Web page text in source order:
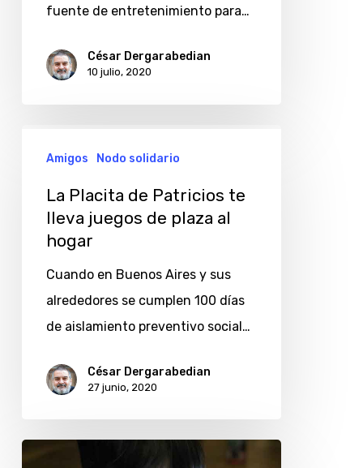
fuente de entretenimiento para…
César Dergarabedian
10 julio, 2020
Placita
Patricios
lleva
juegos
hogar
Amigos Nodo solidario
La Placita de Patricios te
lleva juegos de plaza al
hogar
Cuando en Buenos Aires y sus
alrededores se cumplen 100 días
de aislamiento preventivo social…
César Dergarabedian
27 junio, 2020
Aplicación